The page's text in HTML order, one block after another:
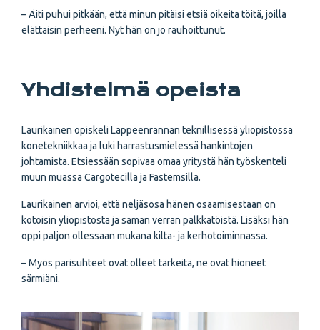
– Äiti puhui pitkään, että minun pitäisi etsiä oikeita töitä, joilla
elättäisin perheeni. Nyt hän on jo rauhoittunut.
Yhdistelmä opeista
Laurikainen opiskeli Lappeenrannan teknillisessä yliopistossa
konetekniikkaa ja luki harrastusmielessä hankintojen
johtamista. Etsiessään sopivaa omaa yritystä hän työskenteli
muun muassa Cargotecilla ja Fastemsilla.
Laurikainen arvioi, että neljäsosa hänen osaamisestaan on
kotoisin yliopistosta ja saman verran palkkatöistä. Lisäksi hän
oppi paljon ollessaan mukana kilta- ja kerhotoiminnassa.
– Myös parisuhteet ovat olleet tärkeitä, ne ovat hioneet
särmiäni.